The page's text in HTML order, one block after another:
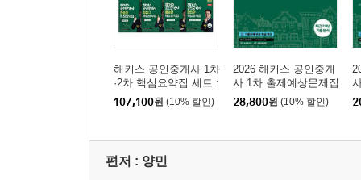
제7편 부동산개발 및 관리론
제2장 부동산관리
제3장 부동산마케팅 및 광고
제8편 부동산감정평가론
제1장 감정평가의 기초이론
해커스 공인중개사 1차
·2차 핵심요약집 세트 :
부동산학개론, 민법 및
민사특별법(양민), 부동
동산공시법령, 공인중
107,100원 (10% 할인)
2026 해커스 공인중개
사 1차 출제예상문제집
부동산학개론
28,800원 (10% 할인)
편저 : 양민